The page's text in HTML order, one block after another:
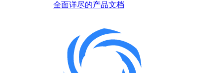
全面详尽的产品文档